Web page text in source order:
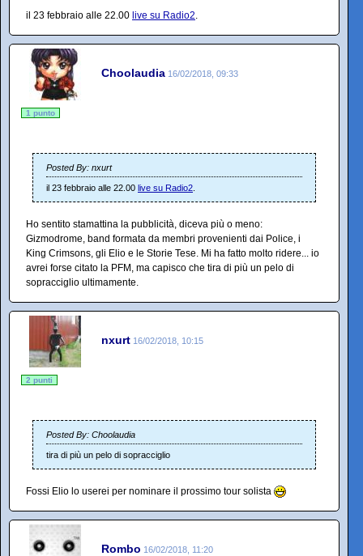
il 23 febbraio alle 22.00 live su Radio2.
Choolaudia 16/02/2018, 09:33
1 punto
Posted By: nxurt
il 23 febbraio alle 22.00 live su Radio2
Ho sentito stamattina la pubblicità, diceva più o meno:
Gizmodrome, band formata da membri provenienti dai Police, i
King Crimsons, gli Elio e le Storie Tese. Mi ha fatto molto ridere... io
avrei forse citato la PFM, ma capisco che tira di più un pelo di
sopracciglio ultimamente.
nxurt 16/02/2018, 10:15
2 punti
Posted By: Choolaudia
tira di più un pelo di sopracciglio
Fossi Elio lo userei per nominare il prossimo tour solista
Rombo 16/02/2018, 11:20